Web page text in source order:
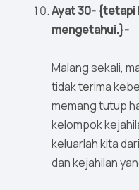
Ayat 30- {tetapi
mengetahui.}-
Malang sekali,
tidak terima
memang tutup
kelompok
keluarlah kita
dan kejahilan